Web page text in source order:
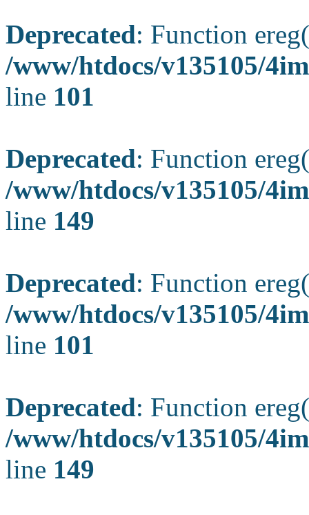
Deprecated: Function
/www/htdocs/v135105/
line 101
Deprecated: Function
/www/htdocs/v135105/
line 149
Deprecated: Function
/www/htdocs/v135105/
line 101
Deprecated: Function
/www/htdocs/v135105/
line 149